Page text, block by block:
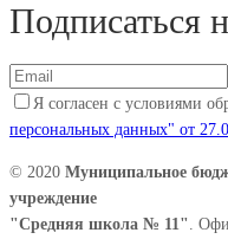
Подписаться
Я согласен с условиями
персональных данных" от
© 2020 Муниципальное
учреждение
"Средняя школа № 11" .